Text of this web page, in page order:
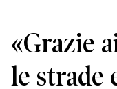
«Grazie
le strade